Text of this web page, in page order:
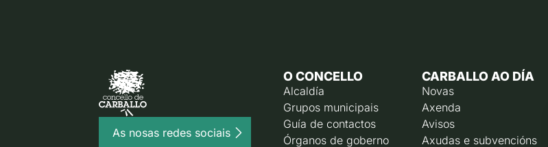
As nosas redes sociais
O CONCELLO
Alcaldía
Grupos municipais
Guía de contactos
Órganos de goberno
CARBALLO AO DÍA
Novas
Axenda
Avisos
Axudas e subvencións